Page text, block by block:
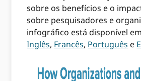
sobre os benefícios e o
sobre pesquisadores e
infográfico está disponível em
Inglês, Francês, Português e